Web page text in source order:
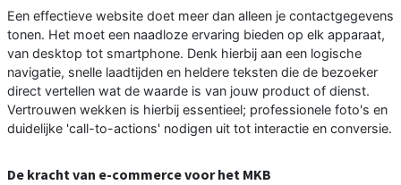
Een effectieve website doet meer dan alleen je contactgegevens
tonen. Het moet een naadloze ervaring bieden op elk apparaat,
van desktop tot smartphone. Denk hierbij aan een logische
navigatie, snelle laadtijden en heldere teksten die de bezoeker
direct vertellen wat de waarde is van jouw product of dienst.
Vertrouwen wekken is hierbij essentieel; professionele foto's en
duidelijke 'call-to-actions' nodigen uit tot interactie en conversie.
De kracht van e-commerce voor het MKB